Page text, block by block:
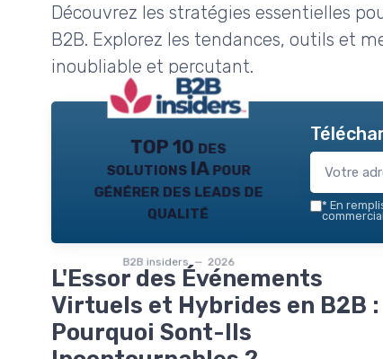
Découvrez les stratégies essentielles
B2B. Explorez les tendances, outils et
inoubliable et percutant.
TOP 10 des
solutions IA pour
générer des leads de
qualité
B2B insiders — 2026
* En
L'Essor des Événements
Virtuels et Hybrides en B2B :
Pourquoi Sont-Ils